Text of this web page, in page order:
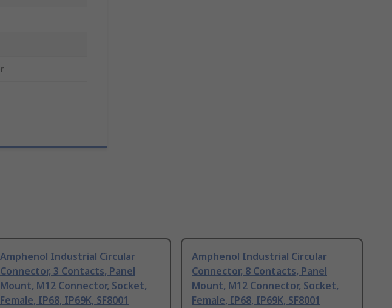
Amphenol Industrial Circular
Connector, 3 Contacts, Panel
Mount, M12 Connector, Socket,
Female, IP68, IP69K, SF8001
Amphenol Industrial Circular
Connector, 8 Contacts, Panel
Mount, M12 Connector, Socket,
Female, IP68, IP69K, SF8001